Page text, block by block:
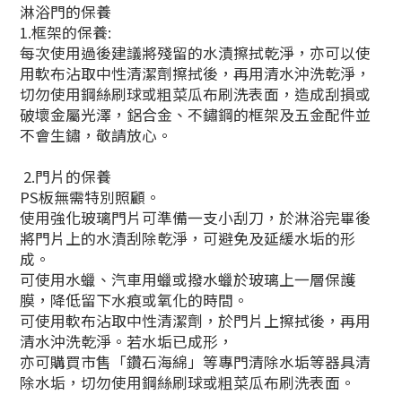
淋浴門的保養
1.框架的保養:
每次使用過後建議將殘留的水漬擦拭乾淨，亦可以使
用軟布沾取中性清潔劑擦拭後，再用清水沖洗乾淨，
切勿使用鋼絲刷球或粗菜瓜布刷洗表面，造成刮損或
破壞金屬光澤，鋁合金、不鏽鋼的框架及五金配件並
不會生鏽，敬請放心。
2.門片的保養
PS板無需特別照顧。
使用強化玻璃門片可準備一支小刮刀，於淋浴完畢後
將門片上的水漬刮除乾淨，可避免及延緩水垢的形
成。
可使用水蠟、汽車用蠟或撥水蠟於玻璃上一層保護
膜，降低留下水痕或氧化的時間。
可使用軟布沾取中性清潔劑，於門片上擦拭後，再用
清水沖洗乾淨。若水垢已成形，
亦可購買市售「鑽石海綿」等專門清除水垢等器具清
除水垢，切勿使用鋼絲刷球或粗菜瓜布刷洗表面。